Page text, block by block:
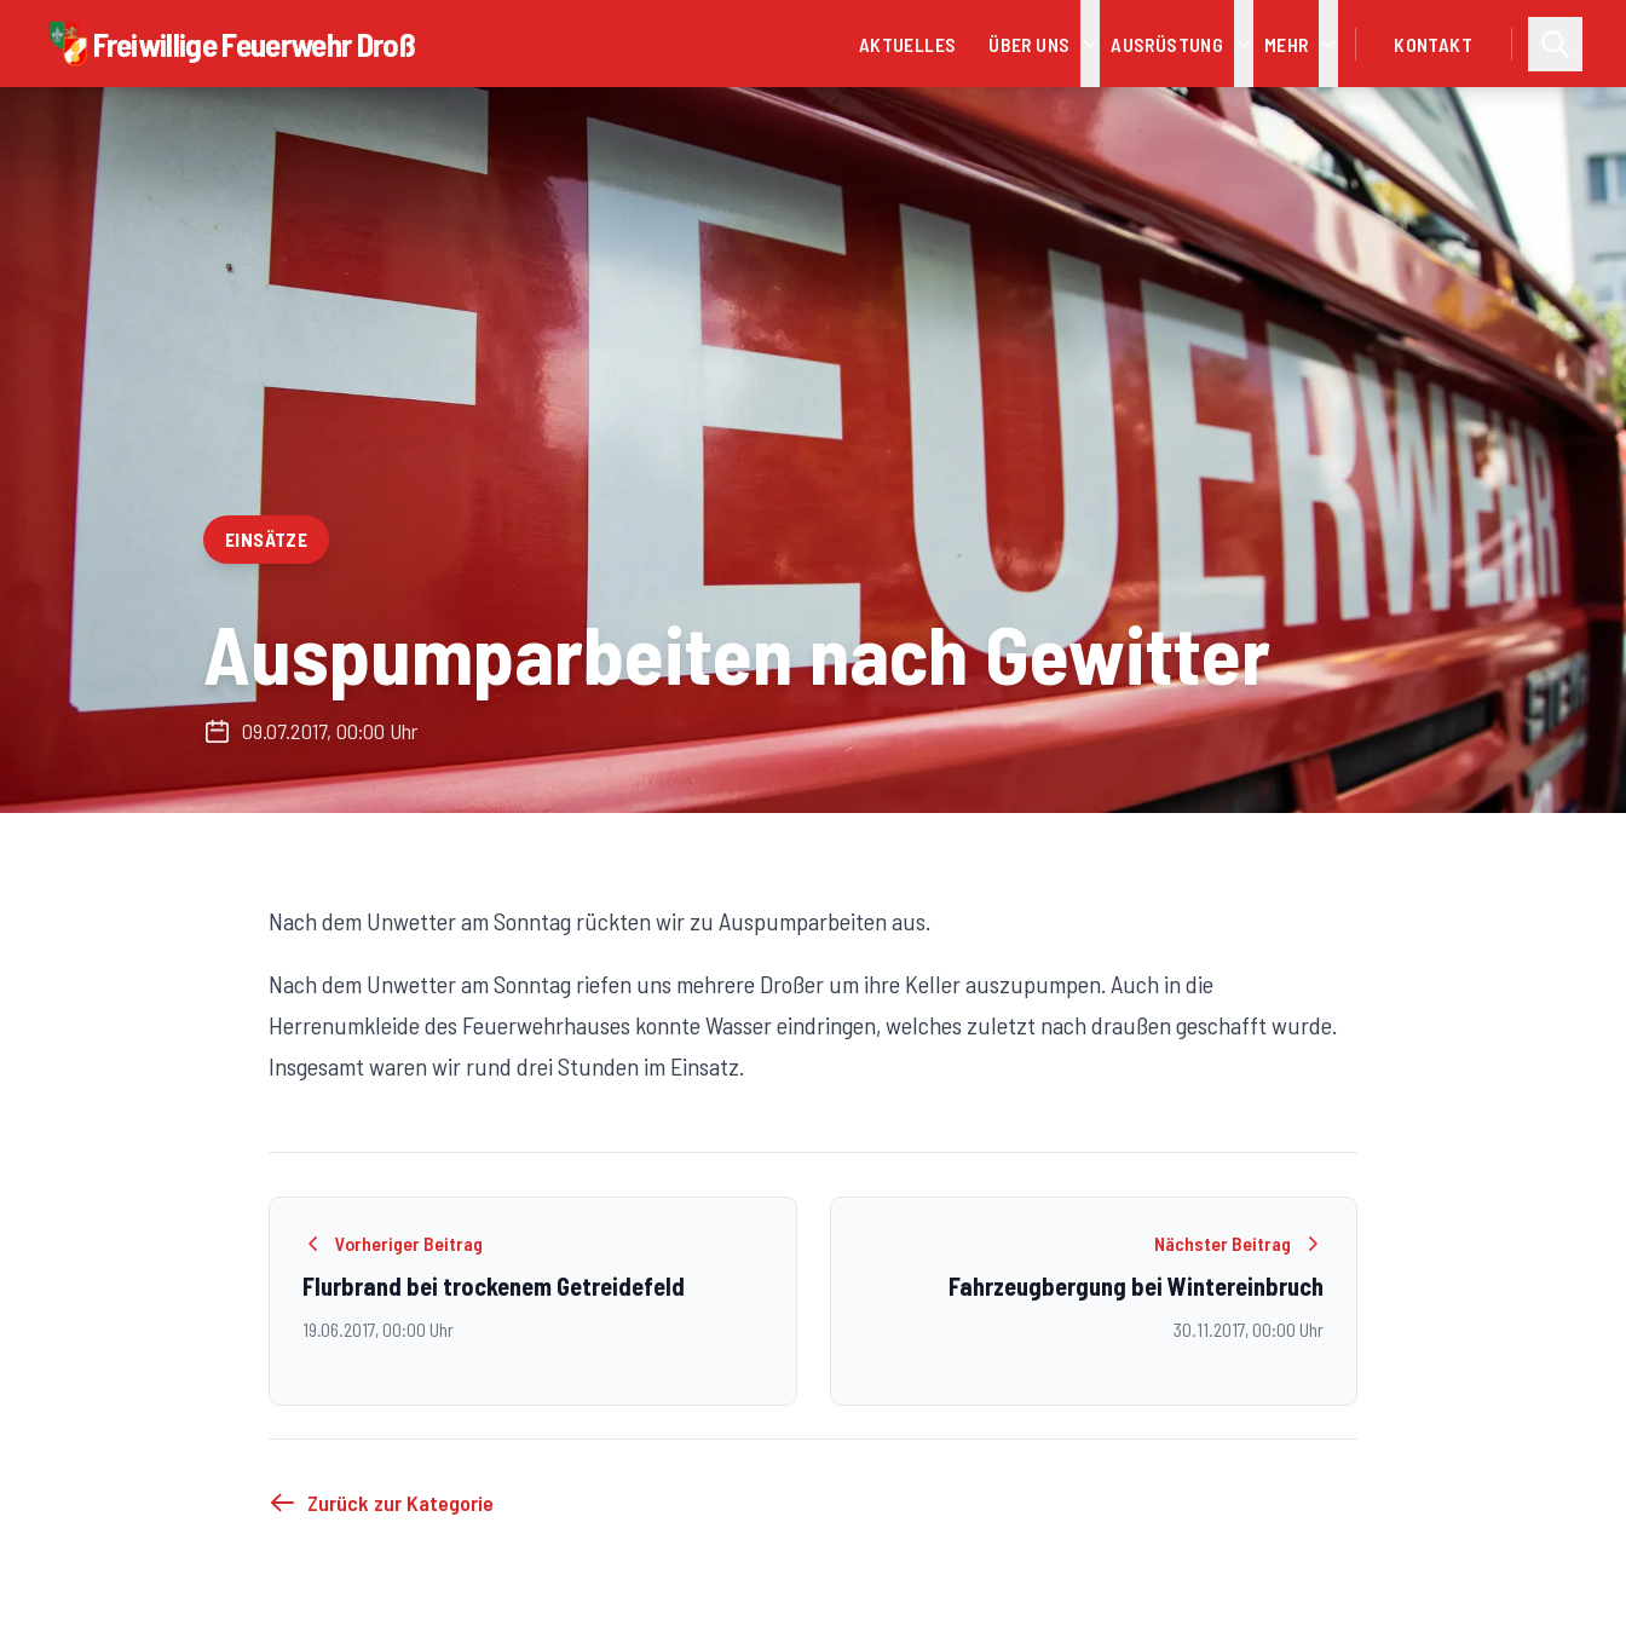
Freiwillige Feuerwehr Droß AKTUELLES ÜBER UNS AUSRÜSTUNG MEHR KONTAKT
EINSÄTZE
Auspumparbeiten nach Gewitter
09.07.2017, 00:00 Uhr
Nach dem Unwetter am Sonntag rückten wir zu Auspumparbeiten aus.
Nach dem Unwetter am Sonntag riefen uns mehrere Droßer um ihre Keller auszupumpen. Auch in die
Herrenumkleide des Feuerwehrhauses konnte Wasser eindringen, welches zuletzt nach draußen geschafft wurde.
Insgesamt waren wir rund drei Stunden im Einsatz.
Vorheriger Beitrag
Flurbrand bei trockenem Getreidefeld
19.06.2017, 00:00 Uhr
Nächster Beitrag
Fahrzeugbergung bei Wintereinbruch
30.11.2017, 00:00 Uhr
Zurück zur Kategorie